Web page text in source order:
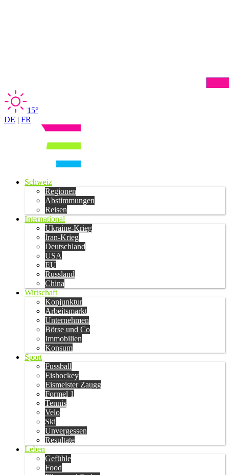
15°
DE | FR
Schweiz
Regionen
Abstimmungen
Reisen
International
Ukraine-Krieg
Iran-Krieg
Deutschland
USA
EU
Russland
China
Wirtschaft
Konjunktur
Arbeitsmarkt
Unternehmen
Börse und Co
Immobilien
Konsum
Sport
Fussball
Eishockey
Eismeister Zaugg
Formel 1
Tennis
Velo
Ski
Unvergessen
Resultate
Leben
Gefühle
Food